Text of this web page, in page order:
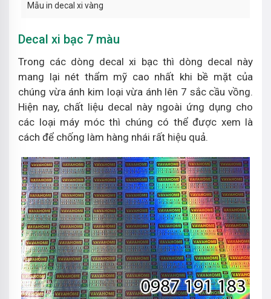
Mẫu in decal xi vàng
Decal xi bạc 7 màu
Trong các dòng decal xi bạc thì dòng decal này
mang lại nét thẩm mỹ cao nhất khi bề mặt của
chúng vừa ánh kim loại vừa ánh lên 7 sắc cầu vồng.
Hiện nay, chất liệu decal này ngoài ứng dụng cho
các loại máy móc thì chúng có thể được xem là
cách để chống làm hàng nhái rất hiệu quả.